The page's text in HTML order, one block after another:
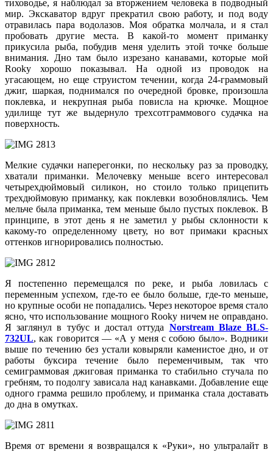
тиховодье, я наблюдал за вторжением человека в подводный
мир. Экскаватор вдруг прекратил свою работу, и под воду
отравилась пара водолазов. Моя обратка молчала, и я стал
пробовать другие места. В какой-то момент приманку
прикусила рыба, побудив меня уделить этой точке больше
внимания. Дно там было изрезано канавами, которые мой
Rooky хорошо показывал. На одной из проводок на
угасающем, но еще струистом течении, когда 24-граммовый
джиг, шаркая, поднимался по очередной бровке, произошла
поклевка, и некрупная рыба повисла на крючке. Мощное
удилище тут же выдернуло трехсотграммового судачка на
поверхность.
Мелкие судачки наперегонки, по нескольку раз за проводку,
хватали приманки. Мелочевку меньше всего интересовал
четырехдюймовый силикон, но стоило только прицепить
трехдюймовую приманку, как поклевки возобновлялись. Чем
мельче была приманка, тем меньше было пустых поклевок. В
принципе, в этот день я не заметил у рыбы склонности к
какому-то определенному цвету, но вот примаки красных
оттенков игнорировались полностью.
Я постепенно перемещался по реке, и рыба ловилась с
переменным успехом, где-то ее было больше, где-то меньше,
но крупные особи не попадались. Через некоторое время стало
ясно, что использование мощного Rooky ничем не оправдано.
Я заглянул в тубус и достал оттуда Norstream Blaze BLS-
732UL, как говорится — «А у меня с собою было». Водники
выше по течению без устали ковыряли каменистое дно, и от
работы буксира течение было переменчивым, так что
семиграммовая джиговая приманка то стабильно стучала по
гребням, то подолгу зависала над канавками. Добавление еще
одного грамма решило проблему, и приманка стала доставать
до дна в омутках.
Время от времени я возвращался к «Руки», но ультралайт в